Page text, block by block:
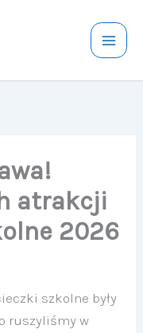
atrakcji
2026
szkolne były
ruszyliśmy w